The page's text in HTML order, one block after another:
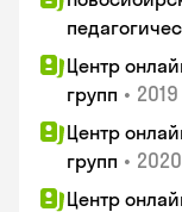
Центр
групп • 2019
Центр
групп •
Центр